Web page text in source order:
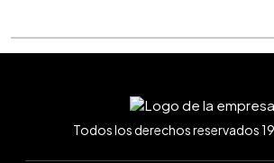
Todos los derechos reservados